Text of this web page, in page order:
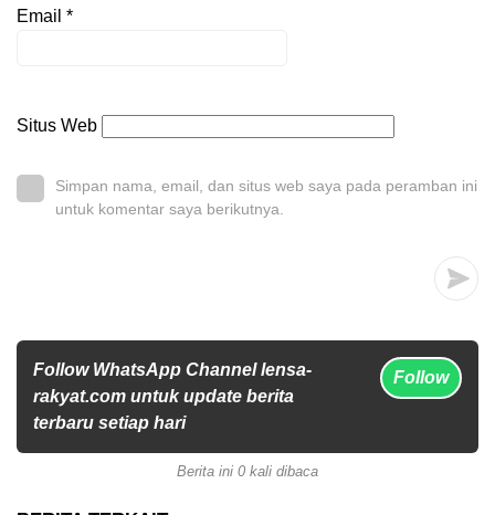
Email *
Situs Web
Simpan nama, email, dan situs web saya pada peramban ini
untuk komentar saya berikutnya.
Follow WhatsApp Channel lensa-
rakyat.com untuk update berita
terbaru setiap hari
Follow
Berita ini 0 kali dibaca